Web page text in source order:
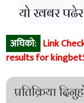
यो खबर
Post
navigation
अघिको: Link
results for
प्रतिक्रिया